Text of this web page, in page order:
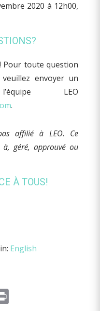
2020 à 12h00,
Pour toute question
envoyer un
LEO
.
affilié à LEO. Ce
à, géré, approuvé ou
À TOUS!
English
Print